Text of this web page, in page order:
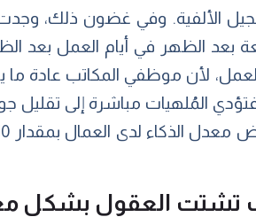
ارتفاعه إلى 1.8 ساعة بالنسبة لجيل الألفية.
بعد الظهر في أيام العمل
المُلهيات مباشرة إلى تقليل
تشتت العقول بشكل